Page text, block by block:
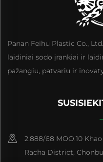
Panan Feihu Plastic Co.,
laidiniai sodo įrankiai ir
pažangiu, patvariu ir
2.888/68 MOO.10
Racha District,